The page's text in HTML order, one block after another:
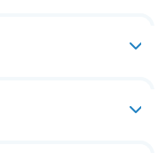
een rol te spelen
het afweersysteem
ook andere
afweer het lichaam
in de loop van de tijd
op de handen, bij de